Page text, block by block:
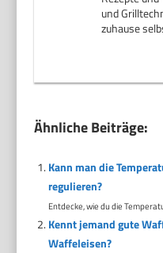
und
zuhause
Ähnliche Beiträge:
Kann man die
regulieren?
Entdecke, wie du die
Kennt jemand gute
Waffeleisen?